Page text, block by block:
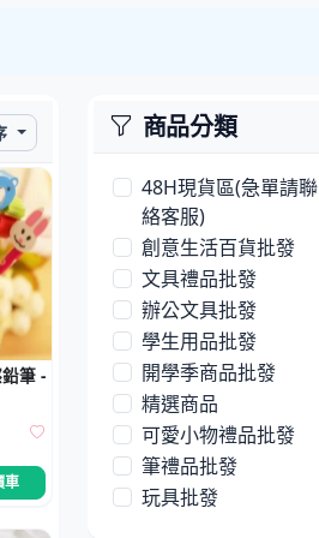
商品分類
48H現貨區(急單請聯
絡客服)
創意生活百貨批發
文具禮品批發
辦公文具批發
學生用品批發
開學季商品批發
精選商品
可愛小物禮品批發
筆禮品批發
玩具批發
筆 - 創意學生獎品兒童禮物
車